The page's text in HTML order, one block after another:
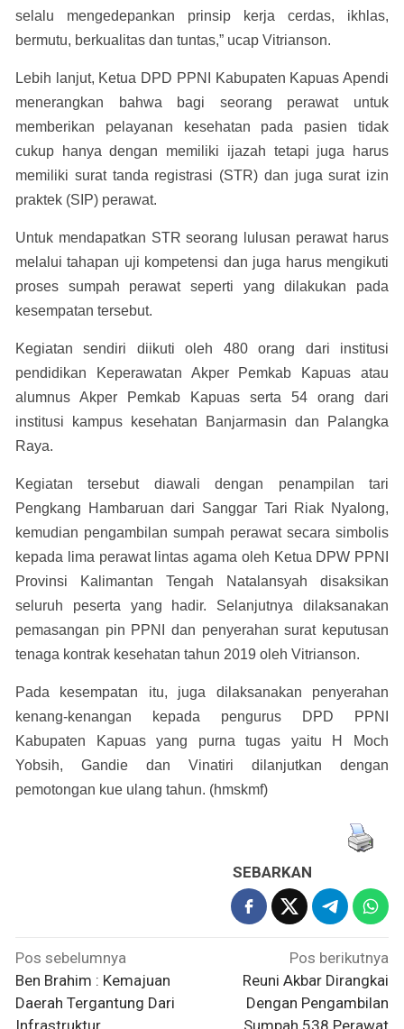
selalu mengedepankan prinsip kerja cerdas, ikhlas,
bermutu, berkualitas dan tuntas,” ucap Vitrianson.
Lebih lanjut, Ketua DPD PPNI Kabupaten Kapuas Apendi
menerangkan bahwa bagi seorang perawat untuk
memberikan pelayanan kesehatan pada pasien tidak
cukup hanya dengan memiliki ijazah tetapi juga harus
memiliki surat tanda registrasi (STR) dan juga surat izin
praktek (SIP) perawat.
Untuk mendapatkan STR seorang lulusan perawat harus
melalui tahapan uji kompetensi dan juga harus mengikuti
proses sumpah perawat seperti yang dilakukan pada
kesempatan tersebut.
Kegiatan sendiri diikuti oleh 480 orang dari institusi
pendidikan Keperawatan Akper Pemkab Kapuas atau
alumnus Akper Pemkab Kapuas serta 54 orang dari
institusi kampus kesehatan Banjarmasin dan Palangka
Raya.
Kegiatan tersebut diawali dengan penampilan tari
Pengkang Hambaruan dari Sanggar Tari Riak Nyalong,
kemudian pengambilan sumpah perawat secara simbolis
kepada lima perawat lintas agama oleh Ketua DPW PPNI
Provinsi Kalimantan Tengah Natalansyah disaksikan
seluruh peserta yang hadir. Selanjutnya dilaksanakan
pemasangan pin PPNI dan penyerahan surat keputusan
tenaga kontrak kesehatan tahun 2019 oleh Vitrianson.
Pada kesempatan itu, juga dilaksanakan penyerahan
kenang-kenangan kepada pengurus DPD PPNI
Kabupaten Kapuas yang purna tugas yaitu H Moch
Yobsih, Gandie dan Vinatiri dilanjutkan dengan
pemotongan kue ulang tahun. (hmskmf)
SEBARKAN
Navigasi
pos
Pos sebelumnya
Ben Brahim : Kemajuan
Daerah Tergantung Dari
Infrastruktur
Pos berikutnya
Reuni Akbar Dirangkai
Dengan Pengambilan
Sumpah 538 Perawat